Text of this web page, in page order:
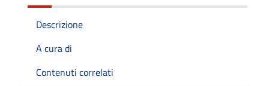
Descrizione
A cura di
Contenuti correlati